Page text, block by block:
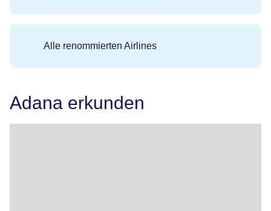
Alle renommierten Airlines
Adana erkunden